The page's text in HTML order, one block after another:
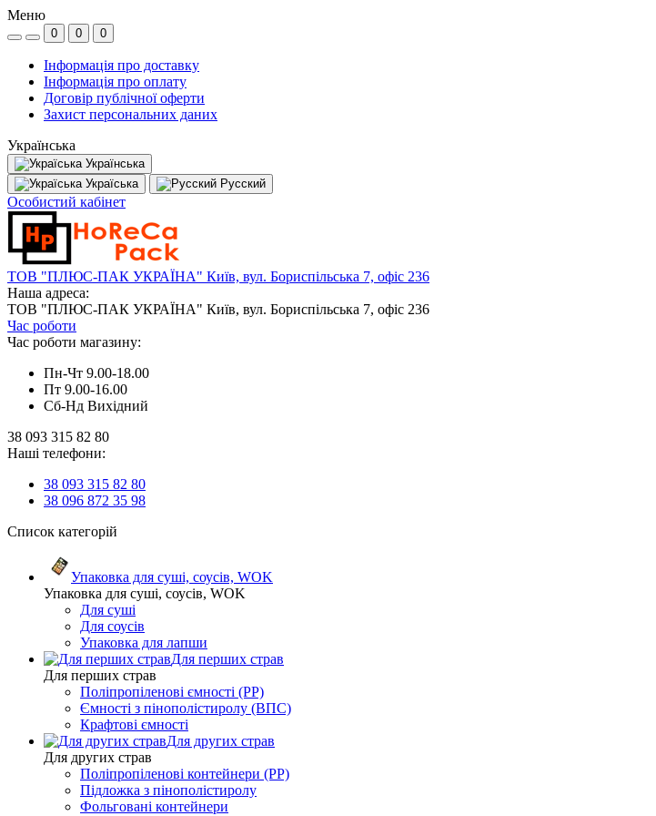
Меню
0 0 0
Інформація про доставку
Інформація про оплату
Договір публічної оферти
Захист персональних даних
Українська
Українська
Україська
Русский
Особистий кабінет
ТОВ "ПЛЮС-ПАК УКРАЇНА" Київ, вул. Бориспільська 7, офіс 236
Наша адреса:
ТОВ "ПЛЮС-ПАК УКРАЇНА" Київ, вул. Бориспільська 7, офіс 236
Час роботи
Час роботи магазину:
Пн-Чт 9.00-18.00
Пт 9.00-16.00
Сб-Нд Вихідний
38 093 315 82 80
Наші телефони:
38 093 315 82 80
38 096 872 35 98
Список категорій
Упаковка для суші, соусів, WOK
Упаковка для суші, соусів, WOK
Для суші
Для соусів
Упаковка для лапши
Для перших страв
Для перших страв
Поліпропіленові ємності (PP)
Ємності з пінополістиролу (ВПС)
Крафтові ємності
Для других страв
Для других страв
Поліпропіленові контейнери (PP)
Підложка з пінополістиролу
Фольговані контейнери